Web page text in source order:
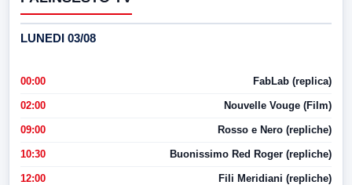
LUNEDI 03/08
00:00 FabLab (replica)
02:00 Nouvelle Vouge (Film)
09:00 Rosso e Nero (repliche)
10:30 Buonissimo Red Roger (repliche)
12:00 Fili Meridiani (repliche)